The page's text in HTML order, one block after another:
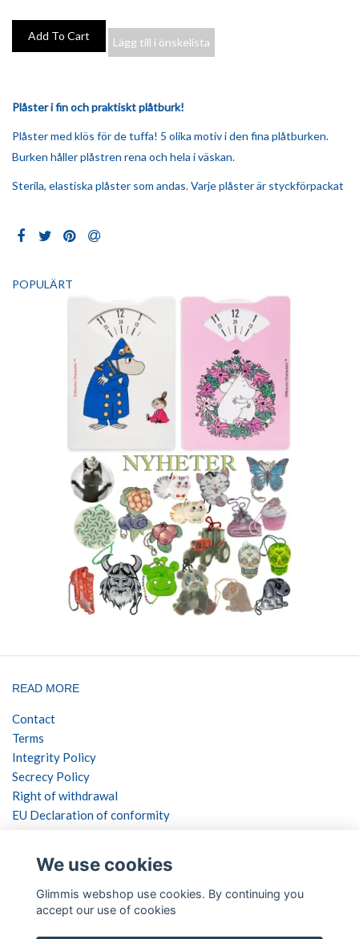
Lägg till i önskelista
Plåster i fin och praktiskt plåtburk!
Plåster med klös för de tuffa! 5 olika motiv i den fina plåtburken.
Burken håller plåstren rena och hela i väskan.
Sterila, elastiska plåster som andas. Varje plåster är styckförpackat
POPULÄRT
READ MORE
Contact
Terms
Integrity Policy
Secrecy Policy
Right of withdrawal
EU Declaration of conformity
SOCIAL NETWORKS
We use cookies
Glimmis webshop use cookies. By continuing you
accept our use of cookies